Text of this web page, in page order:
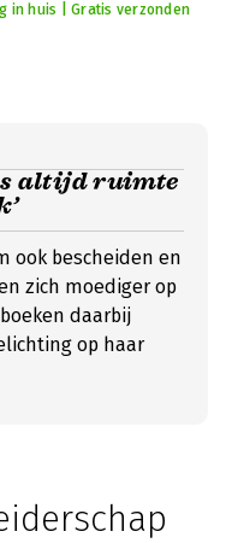
in huis | Gratis verzonden
altijd ruimte
ook bescheiden en
zich moediger op
daarbij
op haar